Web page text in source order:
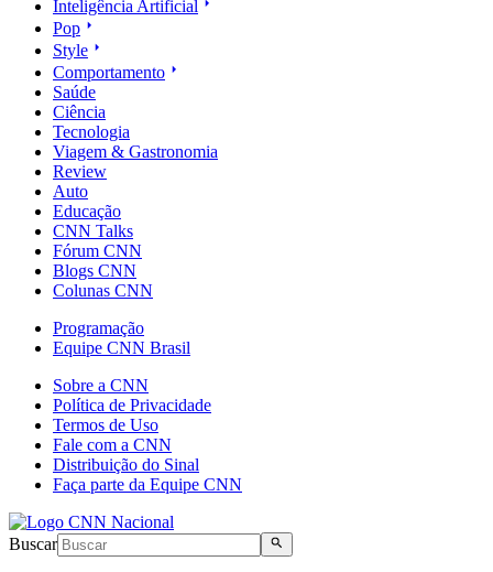
Inteligência Artificial
Pop
Style
Comportamento
Saúde
Ciência
Tecnologia
Viagem & Gastronomia
Review
Auto
Educação
CNN Talks
Fórum CNN
Blogs CNN
Colunas CNN
Programação
Equipe CNN Brasil
Sobre a CNN
Política de Privacidade
Termos de Uso
Fale com a CNN
Distribuição do Sinal
Faça parte da Equipe CNN
Buscar